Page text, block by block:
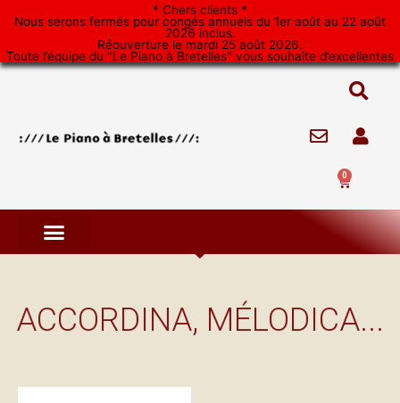
* Chers clients *
Nous serons fermés pour congés annuels du 1er août au 22 août
2026 inclus.
Réouverture le mardi 25 août 2026.
Toute l’équipe du "Le Piano à Bretelles" vous souhaite d’excellentes
vacances. *
0 Panier
ACCORDINA, MÉLODICA...